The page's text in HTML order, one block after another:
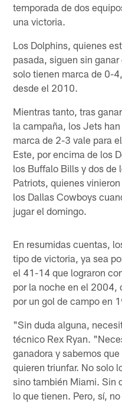
temporada de dos
una victoria.
Los Dolphins, quienes
pasada, siguen sin
solo tienen marca de 0-
desde el 2010.
Mientras tanto, tras
la campaña, los Jets
marca de 2-3 vale para
Este, por encima de los
los Buffalo Bills y dos de
Patriots, quienes
los Dallas Cowboys
jugar el domingo.
En resumidas cuentas,
tipo de victoria, ya sea
el 41-14 que lograron
por la noche en el 2004,
por un gol de campo en
"Sin duda alguna,
técnico Rex Ryan.
ganadora y sabemos
quieren triunfar. No solo
sino también Miami. Sin
lo que tienen. Pero, sí,